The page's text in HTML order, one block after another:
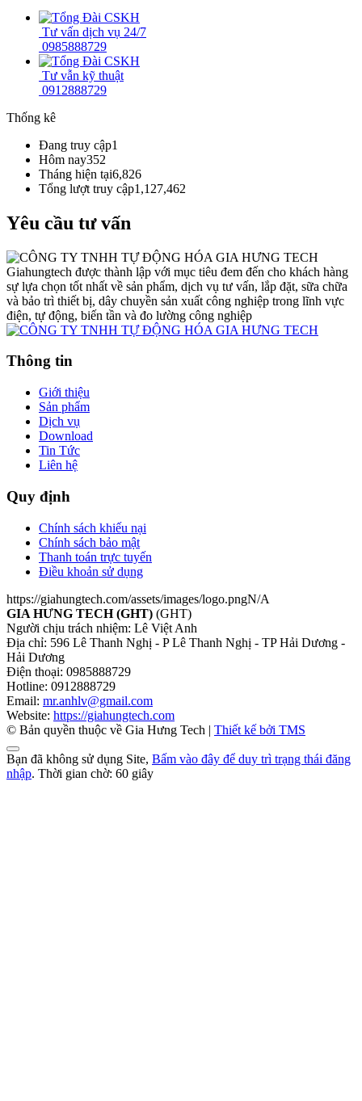
Tư vấn dịch vụ 24/7
0985888729
Tư vẫn kỹ thuật
0912888729
Thống kê
Đang truy cập1
Hôm nay352
Tháng hiện tại6,826
Tổng lượt truy cập1,127,462
Yêu cầu tư vấn
Giahungtech được thành lập với mục tiêu đem đến cho khách hàng
sự lựa chọn tốt nhất về sản phẩm, dịch vụ tư vấn, lắp đặt, sữa chữa
và bảo trì thiết bị, dây chuyền sản xuất công nghiệp trong lĩnh vực
điện, tự động, biến tần và đo lường công nghiệp
Thông tin
Giới thiệu
Sản phẩm
Dịch vụ
Download
Tin Tức
Liên hệ
Quy định
Chính sách khiếu nại
Chính sách bảo mật
Thanh toán trực tuyến
Điều khoản sử dụng
https://giahungtech.com/assets/images/logo.pngN/A
GIA HƯNG TECH (GHT) (GHT)
Người chịu trách nhiệm: Lê Việt Anh
Địa chỉ: 596 Lê Thanh Nghị - P Lê Thanh Nghị - TP Hải Dương -
Hải Dương
Điện thoại: 0985888729
Hotline: 0912888729
Email: mr.anhlv@gmail.com
Website: https://giahungtech.com
© Bản quyền thuộc về Gia Hưng Tech | Thiết kế bởi TMS
Bạn đã không sử dụng Site, Bấm vào đây để duy trì trạng thái đăng
nhập. Thời gian chờ: 60 giây